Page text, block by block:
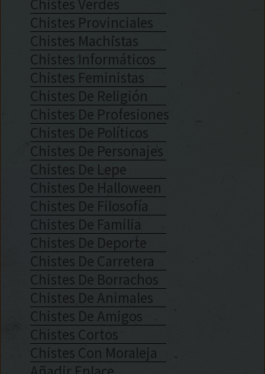
Chistes Verdes
Chistes Provinciales
Chistes Machistas
Chistes Informáticos
Chistes Feministas
Chistes De Religión
Chistes De Profesiones
Chistes De Políticos
Chistes De Personajes
Chistes De Lepe
Chistes De Halloween
Chistes De Filosofía
Chistes De Familia
Chistes De Deporte
Chistes De Carretera
Chistes De Borrachos
Chistes De Animales
Chistes De Amigos
Chistes Cortos
Chistes Con Moraleja